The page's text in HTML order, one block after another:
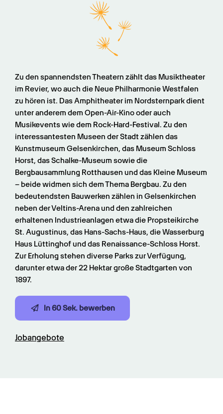
Zu den spannendsten Theatern zählt das Musiktheater
im Revier, wo auch die Neue Philharmonie Westfalen
zu hören ist. Das Amphitheater im Nordsternpark dient
unter anderem dem Open-Air-Kino oder auch
Musikevents wie dem Rock-Hard-Festival. Zu den
interessantesten Museen der Stadt zählen das
Kunstmuseum Gelsenkirchen, das Museum Schloss
Horst, das Schalke-Museum sowie die
Bergbausammlung Rotthausen und das Kleine Museum
– beide widmen sich dem Thema Bergbau. Zu den
bedeutendsten Bauwerken zählen in Gelsenkirchen
neben der Veltins-Arena und den zahlreichen
erhaltenen Industrieanlagen etwa die Propsteikirche
St. Augustinus, das Hans-Sachs-Haus, die Wasserburg
Haus Lüttinghof und das Renaissance-Schloss Horst.
Zur Erholung stehen diverse Parks zur Verfügung,
darunter etwa der 22 Hektar große Stadtgarten von
1897.
In 60 Sek. bewerben
Jobangebote